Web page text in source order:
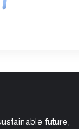
future,